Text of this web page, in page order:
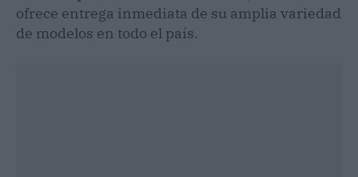
ofrece entrega inmediata de su amplia variedad
de modelos en todo el país.